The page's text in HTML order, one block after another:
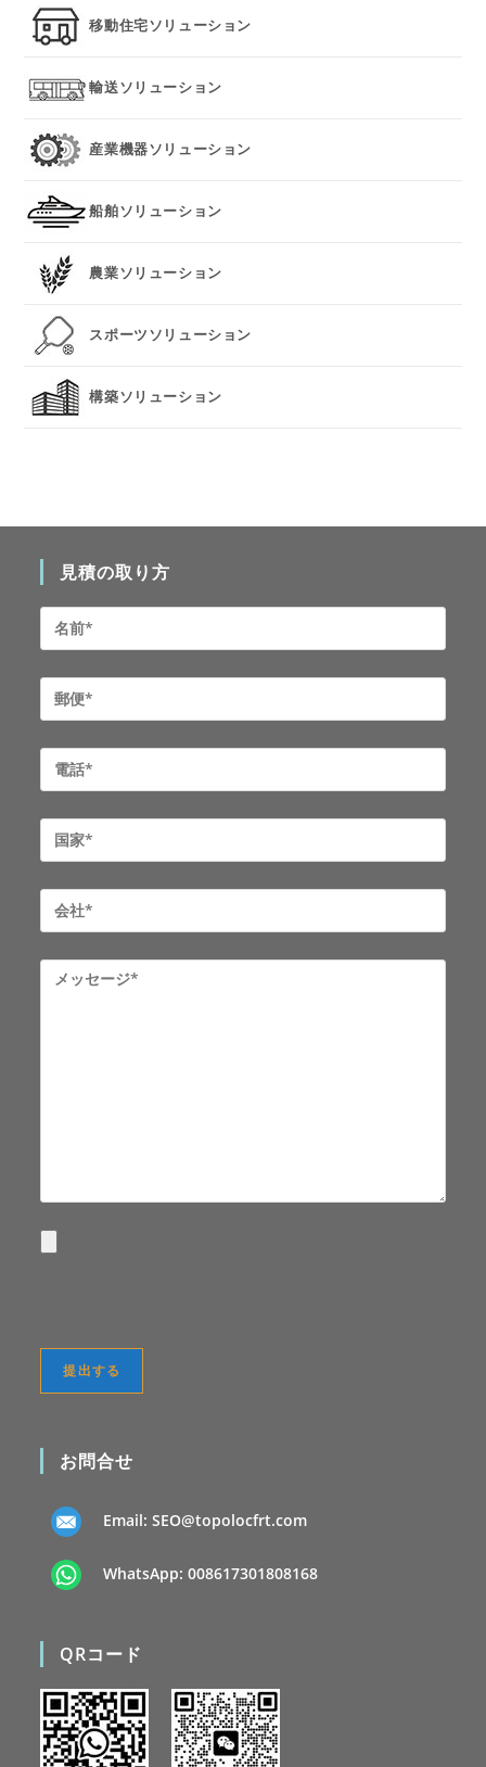
移動住宅ソリューション
輸送ソリューション
産業機器ソリューション
船舶ソリューション
農業ソリューション
スポーツソリューション
構築ソリューション
見積の取り方
お問合せ
Email:SEO@topolocfrt.com
WhatsApp:008617301808168
QRコード